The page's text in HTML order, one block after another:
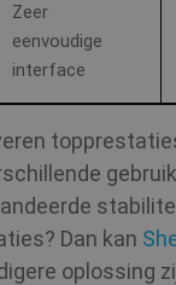
Zeer
eenvoudige
interface
Dan kan
oplossing